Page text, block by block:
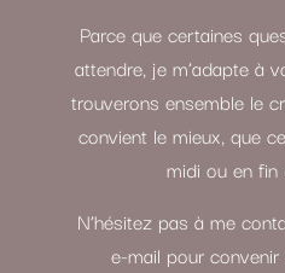
Parce que certaines
attendre, je m’adapte à
trouverons ensemble le
convient le mieux, que
midi ou en fin
N’hésitez pas à me
e-mail pour convenir